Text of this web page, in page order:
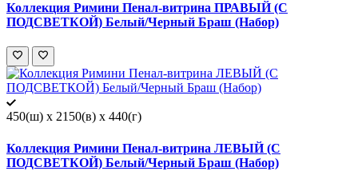
Коллекция Римини Пенал-витрина ПРАВЫЙ (С
ПОДСВЕТКОЙ) Белый/Черный Браш (Набор)
450(ш) x 2150(в) x 440(г)
Коллекция Римини Пенал-витрина ЛЕВЫЙ (С
ПОДСВЕТКОЙ) Белый/Черный Браш (Набор)